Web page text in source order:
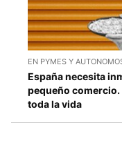
EN PYMES Y
España necesita
pequeño comercio.
toda la vida